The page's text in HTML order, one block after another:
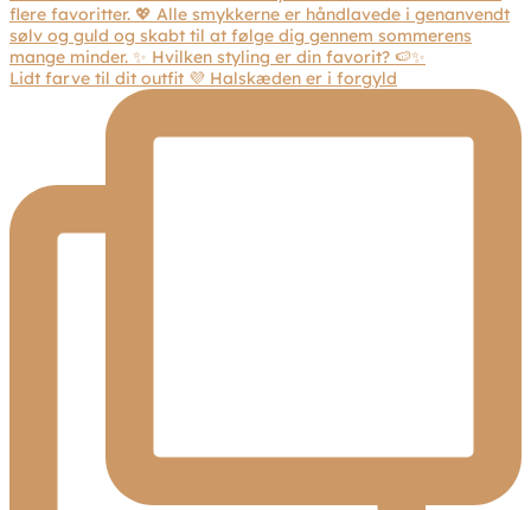
Lidt farve til dit outfit 💜 Halskæden er i forgyld